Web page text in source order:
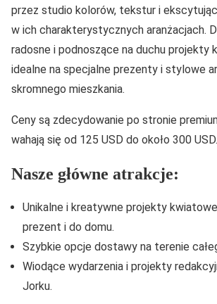
przez studio kolorów, tekstur i
w ich charakterystycznych aranżacjach.
radosne i podnoszące na duchu projekty
idealne na specjalne prezenty i stylowe
skromnego mieszkania.
Ceny są zdecydowanie po stronie
wahają się od 125 USD do około 300 USD.
Nasze główne atrakcje:
Unikalne i kreatywne projekty
prezent i do domu.
Szybkie opcje dostawy na terenie
Wiodące wydarzenia i projekty
Jorku.